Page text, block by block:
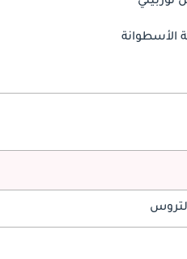
الأسطوانة